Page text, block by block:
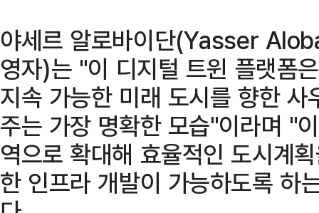
야세르 알로바이단(Yasser
영자)는 "이 디지털 트윈 플랫폼
지속 가능한 미래 도시를 향한
주는 가장 명확한 모습"이라며 "
역으로 확대해 효율적인 도시계
한 인프라 개발이 가능하도록 하